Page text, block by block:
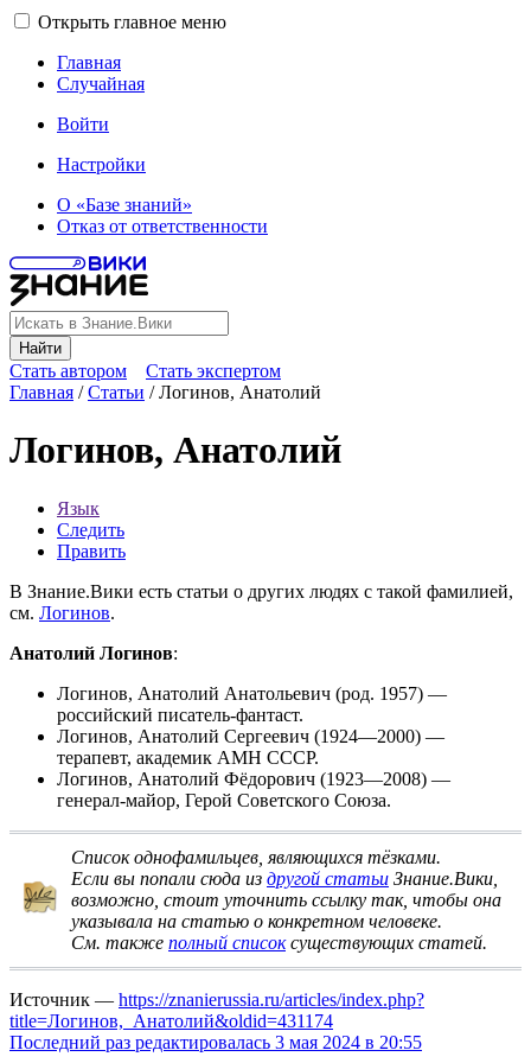
Открыть главное меню
Главная
Случайная
Войти
Настройки
О «Базе знаний»
Отказ от ответственности
Найти
Стать автором
Стать экспертом
Главная /Статьи /Логинов, Анатолий
Логинов, Анатолий
Язык
Следить
Править
В Знание.Вики есть статьи о других людях с такой фамилией,
см. Логинов.
Анатолий Логинов:
Логинов, Анатолий Анатольевич (род. 1957) —
российский писатель-фантаст.
Логинов, Анатолий Сергеевич (1924—2000) —
терапевт, академик АМН СССР.
Логинов, Анатолий Фёдорович (1923—2008) —
генерал-майор, Герой Советского Союза.
Список однофамильцев, являющихся тёзками.
Если вы попали сюда из другой статьи Знание.Вики,
возможно, стоит уточнить ссылку так, чтобы она
указывала на статью о конкретном человеке.
См. также полный списоксуществующих статей.
Источник — https://znanierussia.ru/articles/index.php?
title=Логинов,_Анатолий&oldid=431174
Последний раз редактировалась 3 мая 2024 в 20:55